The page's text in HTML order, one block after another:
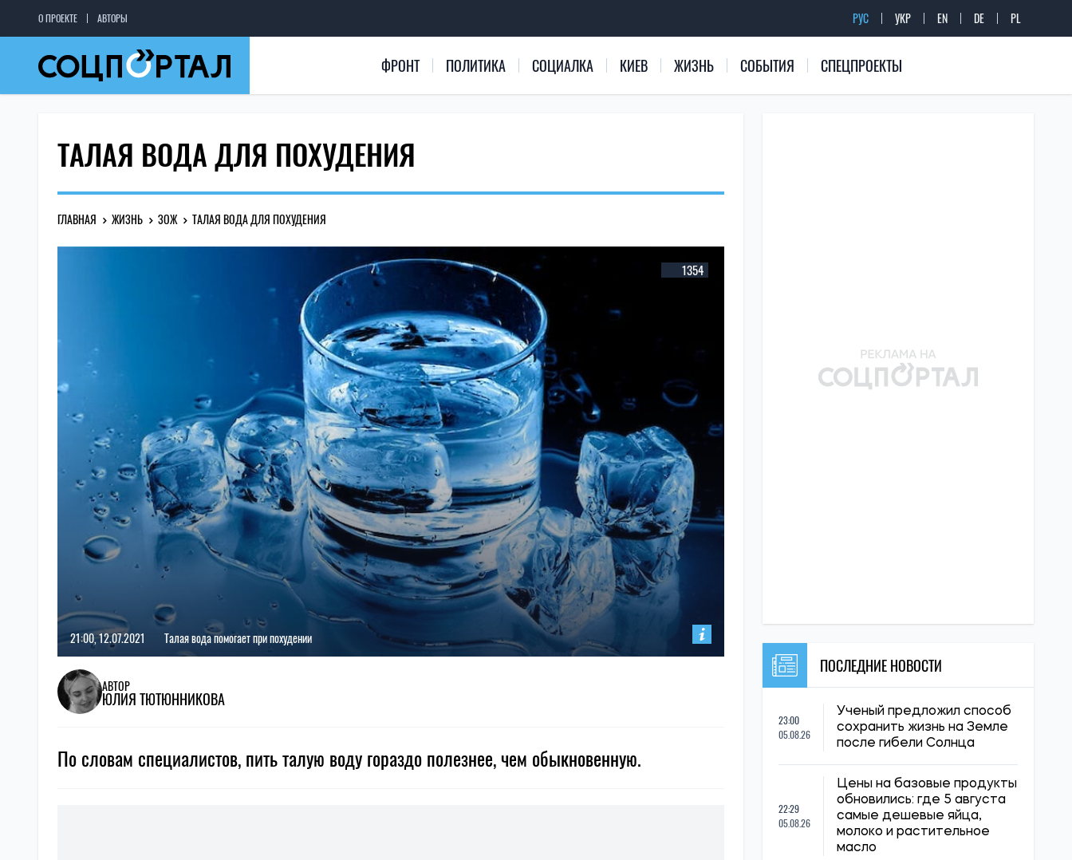
О ПРОЕКТЕ АВТОРЫ РУС УКР EN DE PL
ФРОНТ ПОЛИТИКА СОЦИАЛКА КИЕВ ЖИЗНЬ СОБЫТИЯ СПЕЦПРОЕКТЫ
ТАЛАЯ ВОДА ДЛЯ ПОХУДЕНИЯ
ГЛАВНАЯ ЖИЗНЬ ЗОЖ ТАЛАЯ ВОДА ДЛЯ ПОХУДЕНИЯ
1354
21:00, 12.07.2021 Талая вода помогает при похудении
АВТОР
ЮЛИЯ ТЮТЮННИКОВА
По словам специалистов, пить талую воду гораздо полезнее, чем обыкновенную.
ПОСЛЕДНИЕ НОВОСТИ
23:00
05.08.26
Ученый предложил способ
сохранить жизнь на Земле
после гибели Солнца
22:29
05.08.26
Цены на базовые продукты
обновились: где 5 августа
самые дешевые яйца,
молоко и растительное
масло